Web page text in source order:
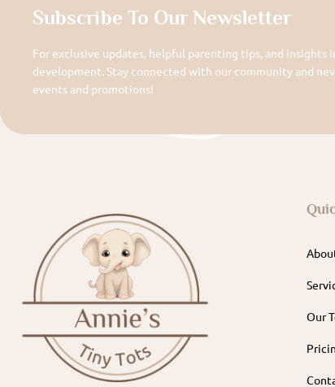
Subscribe To Our Newsletter
For exclusive updates, helpful parenting tips, and insights
development. Stay connected with our community and
events and promotions!
Our